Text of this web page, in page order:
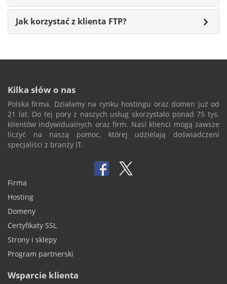
Jak korzystać z klienta FTP?
Kilka słów o nas
Polska firma. Działamy na rynku hostingu oraz domen już od
21 lat. Do tej pory z naszych usług skorzystało ponad 75 tys.
klientów indywidualnych oraz firm. Nasi klienci mogą zawsze
liczyć na naszą pomoc, której udzielają doświadczeni
specjaliści z branży IT.
Firma
Hosting
Domeny
Certyfikaty SSL
Strony i sklepy
Program partnerski
Wsparcie klienta